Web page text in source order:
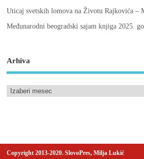
Uticaj svetskih lomova na Životu Rajkovića –
Međunarodni beogradski sajam knjiga 2025.
Arhiva
Copyright 2013-2020. SlovoPres, Milja Lukić